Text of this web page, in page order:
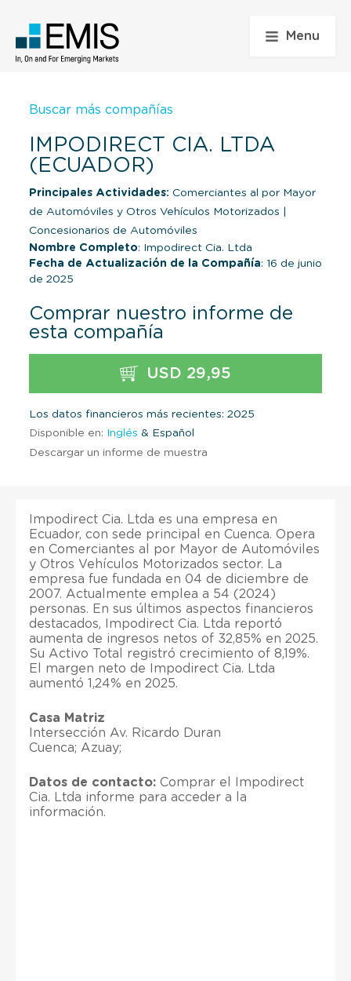
Menu
Buscar más compañías
IMPODIRECT CIA. LTDA
(ECUADOR)
Principales Actividades: Comerciantes al por Mayor
de Automóviles y Otros Vehículos Motorizados
Concesionarios de Automóviles
Nombre Completo: Impodirect Cia. Ltda
Fecha de Actualización de la Compañía: 16 de junio
de 2025
Comprar nuestro informe de
esta compañía
USD 29,95
Los datos financieros más recientes: 2025
Disponible en: Inglés & Español
Descargar un informe de muestra
Impodirect Cia. Ltda es una empresa en
Ecuador, con sede principal en Cuenca. Opera
en Comerciantes al por Mayor de Automóviles
y Otros Vehículos Motorizados sector. La
empresa fue fundada en 04 de diciembre de
2007. Actualmente emplea a 54 (2024)
personas. En sus últimos aspectos financieros
destacados, Impodirect Cia. Ltda reportó
aumenta de ingresos netos of 32,85% en 2025.
Su Activo Total registró crecimiento of 8,19%.
El margen neto de Impodirect Cia. Ltda
aumentó 1,24% en 2025.
Casa Matriz
Intersección Av. Ricardo Duran
Cuenca; Azuay;
Datos de contacto: Comprar el Impodirect
Cia. Ltda informe para acceder a la
información.